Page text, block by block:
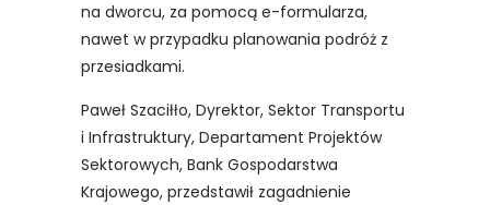
na dworcu, za pomocą e-formularza,
nawet w przypadku planowania podróż z
przesiadkami.
Paweł Szaciłło, Dyrektor, Sektor Transportu
i Infrastruktury, Departament Projektów
Sektorowych, Bank Gospodarstwa
Krajowego, przedstawił zagadnienie